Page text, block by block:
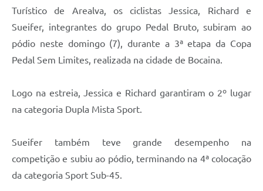
Turístico de Arealva, os ciclistas Jessica, Richard e
Sueifer, integrantes do grupo Pedal Bruto, subiram ao
pódio neste domingo (7), durante a 3ª etapa da Copa
Pedal Sem Limites, realizada na cidade de Bocaina.
Logo na estreia, Jessica e Richard garantiram o 2º lugar
na categoria Dupla Mista Sport.
Sueifer também teve grande desempenho na
competição e subiu ao pódio, terminando na 4ª colocação
da categoria Sport Sub-45.